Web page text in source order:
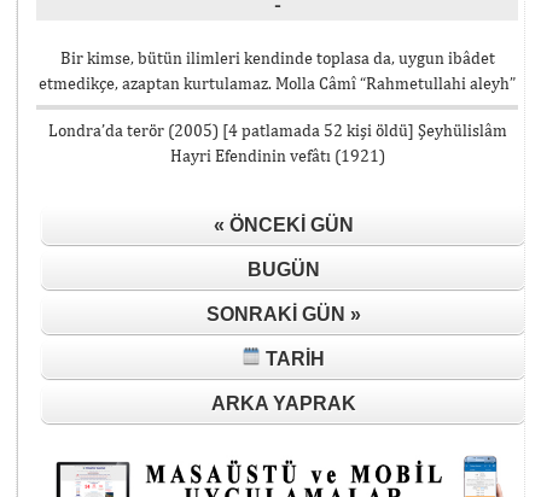
-
Bir kimse, bütün ilimleri kendinde toplasa da, uygun ibâdet
etmedikçe, azaptan kurtulamaz. Molla Câmî “Rahmetullahi aleyh”
Londra’da terör (2005) [4 patlamada 52 kişi öldü] Şeyhülislâm
Hayri Efendinin vefâtı (1921)
« ÖNCEKI GÜN
BUGÜN
SONRAKI GÜN »
TARIH
ARKA YAPRAK